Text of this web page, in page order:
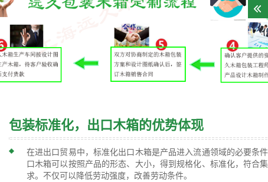
包装标准化，出口木箱的优势体现
在进出口贸易中，标准化出口木箱是产品进入流通领域的必要条
口木箱可以按照产品的形态、大小，得到规格化、标准化，符合
求。不仅可以降低劳动强度，改善劳动条件。